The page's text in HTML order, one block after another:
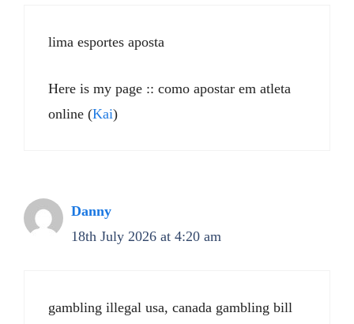
lima esportes aposta
Here is my page :: como apostar em atleta
online (Kai)
Danny
18th July 2026 at 4:20 am
gambling illegal usa, canada gambling bill